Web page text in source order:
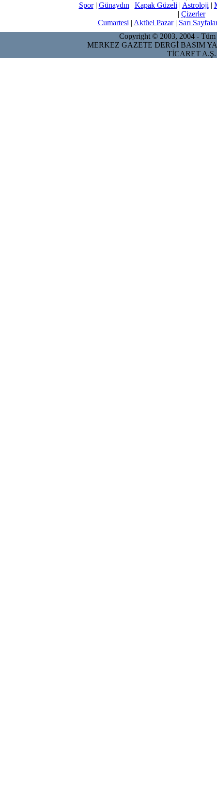
Spor| Günaydın | Kapak Güzeli | Astroloji |
| Çizerler
Cumartesi | Aktüel Pazar| Sarı
Copyright © 2003, 2004 - Tüm
MERKEZ GAZETE DERGİ BASIM
TİCARET A.Ş.